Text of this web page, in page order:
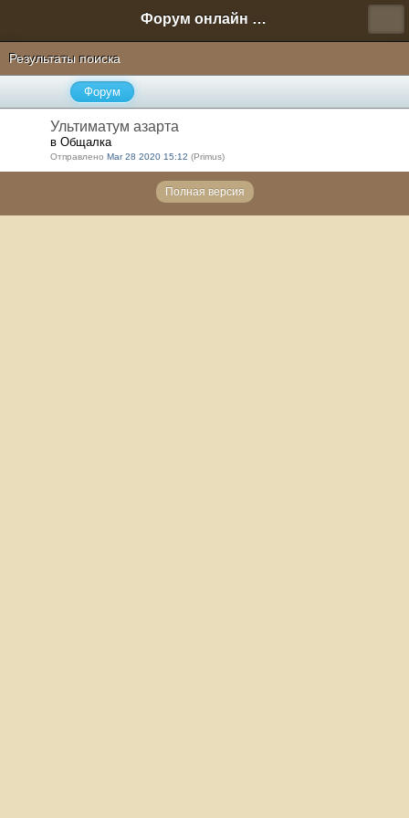
Форум онлайн игры "Новая Эра" (Нюра Биз)
Результаты поиска
Форум
Ультиматум азарта
в Общалка
Отправлено Mar 28 2020 15:12 (Primus)
Полная версия